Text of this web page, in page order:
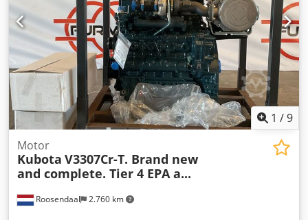
1 /9
Roosendaal 2.760 km
Motor
Kubota V3307Cr-T. Brand new
and complete. Tier 4 EPA a...